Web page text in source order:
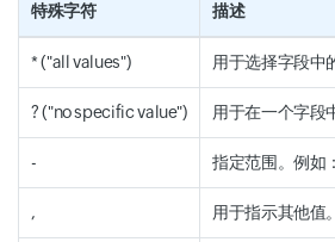
特殊字符 描述
* ("all values") 用于选择字段中
? ("no specific value") 用于在一个字段
- 指定范围。例如
, 用于指示其他值